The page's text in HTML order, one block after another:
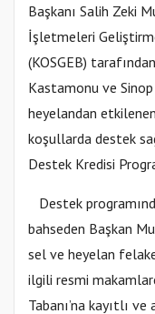
Başkanı Salih Zeki
İşletmeleri
(KOSGEB)
Kastamonu ve
heyelandan
koşullarda destek
Destek Kredisi
Destek
bahseden Başkan
sel ve heyelan
ilgili resmi
Tabanı’na kayıtlı